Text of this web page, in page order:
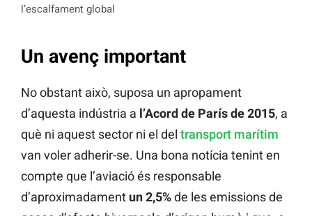
l’escalfament global
Un avenç important
No obstant això, suposa un apropament
d’aquesta indústria a l’Acord de París de 2015, a
què ni aquest sector ni el del transport marítim
van voler adherir-se. Una bona notícia tenint en
compte que l’aviació és responsable
d’aproximadament un 2,5%de les emissions de